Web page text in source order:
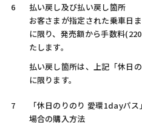
払い戻し及び払い戻し箇所
お客さまが指定された乗車日
に限り、発売額から手数料
たします。
払い戻し箇所は、上記「休日
に限ります。
「休日のりのり 愛環1dayパ
場合の購入方法